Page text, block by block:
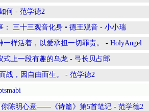
何 - 范学德2
： 三十三观音化身 • 德王观音 - 小小瑞
样活着，以爱承担一切罪责。 - HolyAngel
式上一段有趣的乌龙 - 弓长贝占郎
战，因自由而生。 - 范学德2
你陈明心意——《诗篇》第5首笔记 - 范学德2